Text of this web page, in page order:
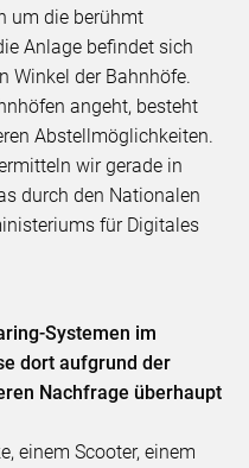
um die berühmt
Anlage befindet sich
Winkel der Bahnhöfe.
angeht, besteht
Abstellmöglichkeiten.
wir gerade in
durch den Nationalen
für Digitales
Systemen im
dort aufgrund der
Nachfrage überhaupt
einem Scooter, einem